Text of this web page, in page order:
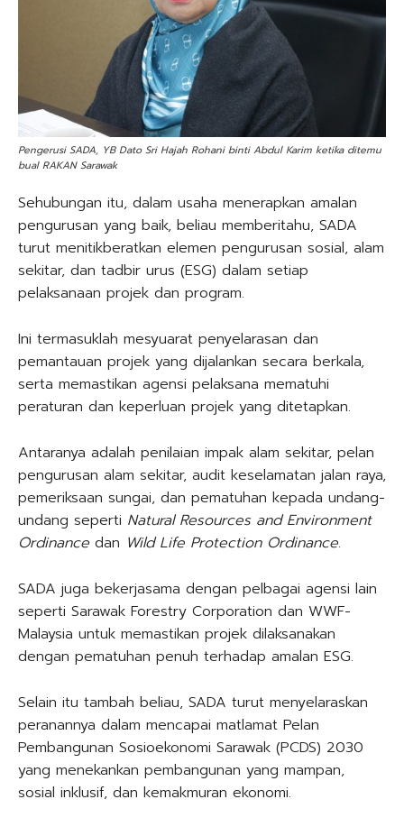
Pengerusi SADA, YB Dato Sri Hajah Rohani binti Abdul Karim ketika ditemu
bual RAKAN Sarawak
Sehubungan itu, dalam usaha menerapkan amalan
pengurusan yang baik, beliau memberitahu, SADA
turut menitikberatkan elemen pengurusan sosial, alam
sekitar, dan tadbir urus (ESG) dalam setiap
pelaksanaan projek dan program.
Ini termasuklah mesyuarat penyelarasan dan
pemantauan projek yang dijalankan secara berkala,
serta memastikan agensi pelaksana mematuhi
peraturan dan keperluan projek yang ditetapkan.
Antaranya adalah penilaian impak alam sekitar, pelan
pengurusan alam sekitar, audit keselamatan jalan raya,
pemeriksaan sungai, dan pematuhan kepada undang-
undang seperti Natural Resources and Environment
Ordinance dan Wild Life Protection Ordinance.
SADA juga bekerjasama dengan pelbagai agensi lain
seperti Sarawak Forestry Corporation dan WWF-
Malaysia untuk memastikan projek dilaksanakan
dengan pematuhan penuh terhadap amalan ESG.
Selain itu tambah beliau, SADA turut menyelaraskan
peranannya dalam mencapai matlamat Pelan
Pembangunan Sosioekonomi Sarawak (PCDS) 2030
yang menekankan pembangunan yang mampan,
sosial inklusif, dan kemakmuran ekonomi.